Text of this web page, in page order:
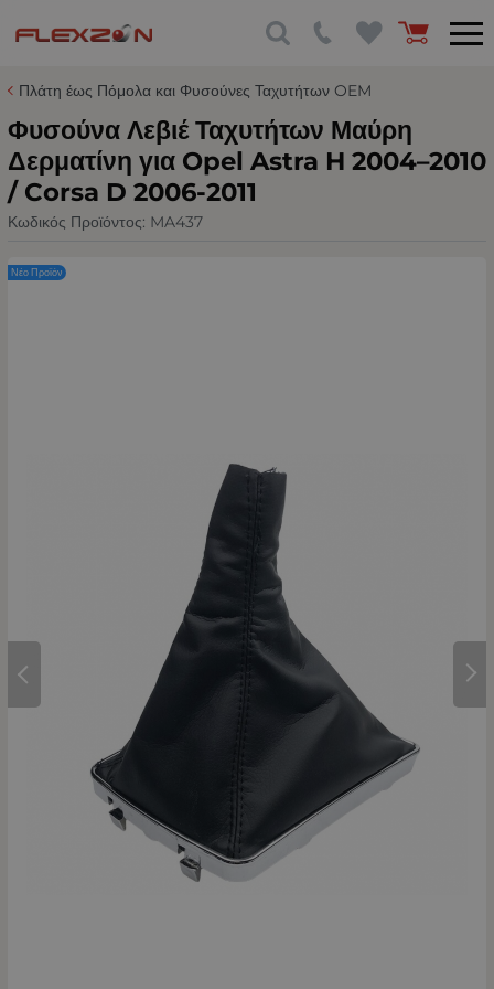
Πλάτη έως Πόμολα και Φυσούνες Ταχυτήτων OEM
Φυσούνα Λεβιέ Ταχυτήτων Μαύρη
Δερματίνη για Opel Astra H 2004–2010
/ Corsa D 2006-2011
Κωδικός Προϊόντος: MA437
Νέο Προϊόν